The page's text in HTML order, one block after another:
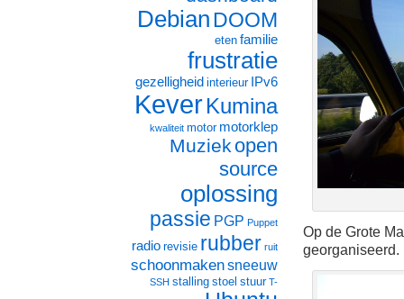
Op de Grote
georganiseerd.
DebianDOOM
eten familie
frustratie
gezelligheid interieur IPv6
KeverKumina
kwaliteit motor motorklep
Muziek open
source
oplossing
passie PGP Puppet
radio revisie rubber ruit
schoonmakensneeuw
SSH stalling stoel stuur T-